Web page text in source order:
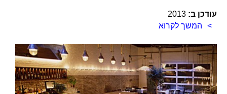
עודכן ב: 2013
המשך לקרוא